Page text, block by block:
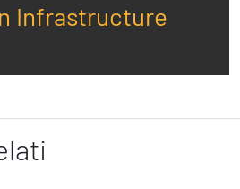
Infrastructure